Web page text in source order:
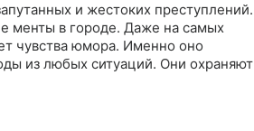
и жестоких преступлений.
менты в городе. Даже на самых
чувства юмора. Именно оно
из любых ситуаций. Они охраняют